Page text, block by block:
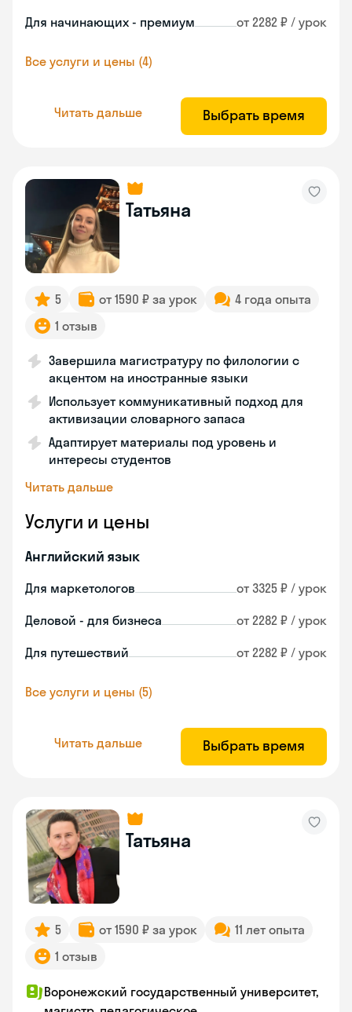
Для начинающих - премиум от 2282 ₽ / урок
Все услуги и цены (4)
Читать дальше Выбрать время
Татьяна
5 от 1590 ₽ за урок
4 года опыта
1 отзыв
Завершила магистратуру по филологии с
акцентом на иностранные языки
Использует коммуникативный подход для
активизации словарного запаса
Адаптирует материалы под уровень и
интересы студентов
Читать дальше
Услуги и цены
Английский язык
Для маркетологов от 3325 ₽ / урок
Деловой - для бизнеса от 2282 ₽ / урок
Для путешествий от 2282 ₽ / урок
Все услуги и цены (5)
Читать дальше Выбрать время
Татьяна
5 от 1590 ₽ за урок
11 лет опыта
1 отзыв
Воронежский государственный университет,